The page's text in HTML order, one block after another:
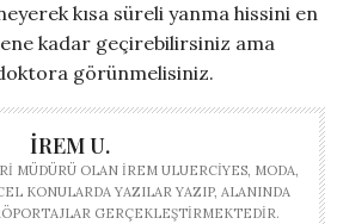
kısa süreli yanma hissini en
kadar geçirebilirsiniz ama
görünmelisiniz.
İREM U.
MÜDÜRÜ OLAN İREM ULUERCIYES, MODA,
KONULARDA YAZILAR YAZIP, ALANINDA
GERÇEKLEŞTIRMEKTEDIR.